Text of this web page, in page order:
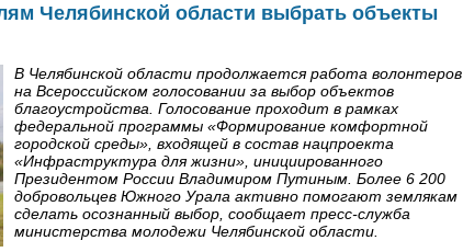
Челябинской области выбрать объекты
В Челябинской области продолжается работа волонтеров
на Всероссийском голосовании за выбор объектов
благоустройства. Голосование проходит в рамках
федеральной программы «Формирование комфортной
городской среды», входящей в состав нацпроекта
«Инфраструктура для жизни», инициированного
Президентом России Владимиром Путиным. Более 6 200
добровольцев Южного Урала активно помогают землякам
сделать осознанный выбор, сообщает пресс-служба
министерства молодежи Челябинской области.